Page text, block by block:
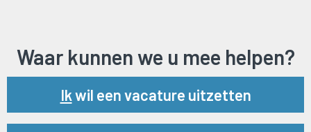
Waar kunnen we u mee helpen?
Ikwil een vacature uitzetten